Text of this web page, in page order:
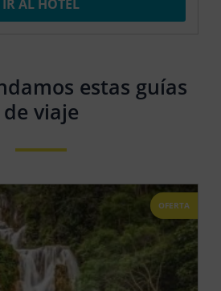
IR AL HOTEL
estas guías
de viaje
OFERTA